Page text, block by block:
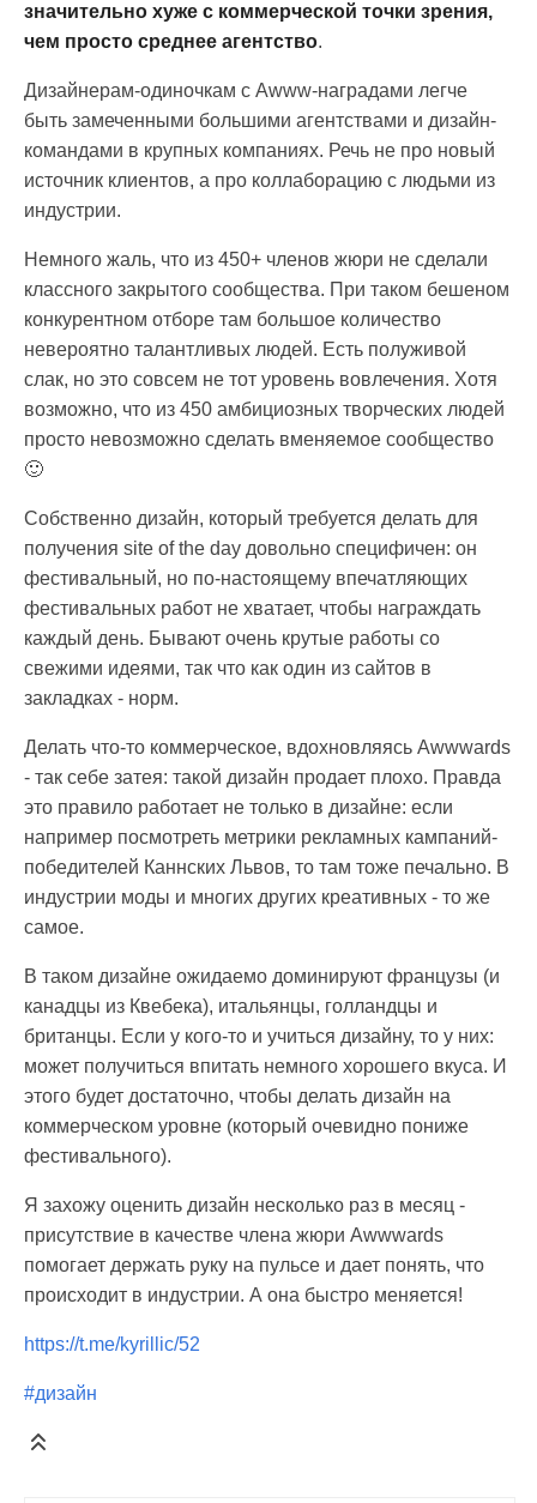
значительно хуже с коммерческой точки зрения,
чем просто среднее агентство.
Дизайнерам-одиночкам с Awww-наградами легче
быть замеченными большими агентствами и дизайн-
командами в крупных компаниях. Речь не про новый
источник клиентов, а про коллаборацию с людьми из
индустрии.
Немного жаль, что из 450+ членов жюри не сделали
классного закрытого сообщества. При таком бешеном
конкурентном отборе там большое количество
невероятно талантливых людей. Есть полуживой
слак, но это совсем не тот уровень вовлечения. Хотя
возможно, что из 450 амбициозных творческих людей
просто невозможно сделать вменяемое сообщество
🙂
Собственно дизайн, который требуется делать для
получения site of the day довольно специфичен: он
фестивальный, но по-настоящему впечатляющих
фестивальных работ не хватает, чтобы награждать
каждый день. Бывают очень крутые работы со
свежими идеями, так что как один из сайтов в
закладках - норм.
Делать что-то коммерческое, вдохновляясь Awwwards
- так себе затея: такой дизайн продает плохо. Правда
это правило работает не только в дизайне: если
например посмотреть метрики рекламных кампаний-
победителей Каннских Львов, то там тоже печально. В
индустрии моды и многих других креативных - то же
самое.
В таком дизайне ожидаемо доминируют французы (и
канадцы из Квебека), итальянцы, голландцы и
британцы. Если у кого-то и учиться дизайну, то у них:
может получиться впитать немного хорошего вкуса. И
этого будет достаточно, чтобы делать дизайн на
коммерческом уровне (который очевидно пониже
фестивального).
Я захожу оценить дизайн несколько раз в месяц -
присутствие в качестве члена жюри Awwwards
помогает держать руку на пульсе и дает понять, что
происходит в индустрии. А она быстро меняется!
https://t.me/kyrillic/52
#дизайн